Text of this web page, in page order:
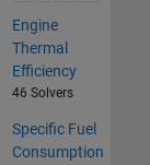
Engine
Thermal
Efficiency
46 Solvers
Specific Fuel
Consumption